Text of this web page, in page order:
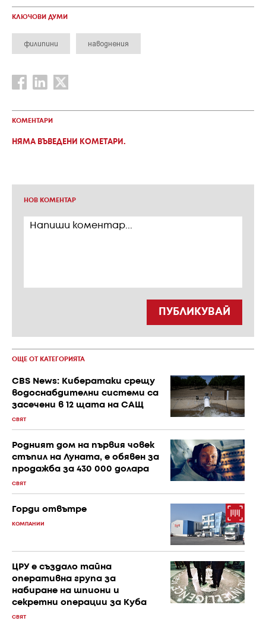
КЛЮЧОВИ ДУМИ
филипини наводнения
КОМЕНТАРИ
НЯМА ВЪВЕДЕНИ КОМЕТАРИ.
НОВ КОМЕНТАР
ПУБЛИКУВАЙ
ОЩЕ ОТ КАТЕГОРИЯТА
CBS News: Кибератаки срещу
водоснабдителни системи са
засечени в 12 щата на САЩ
СВЯТ
Родният дом на първия човек
стъпил на Луната, е обявен за
продажба за 430 000 долара
СВЯТ
Горди отвътре
КОМПАНИИ
ЦРУ е създало тайна
оперативна група за
набиране на шпиони и
секретни операции за Куба
СВЯТ